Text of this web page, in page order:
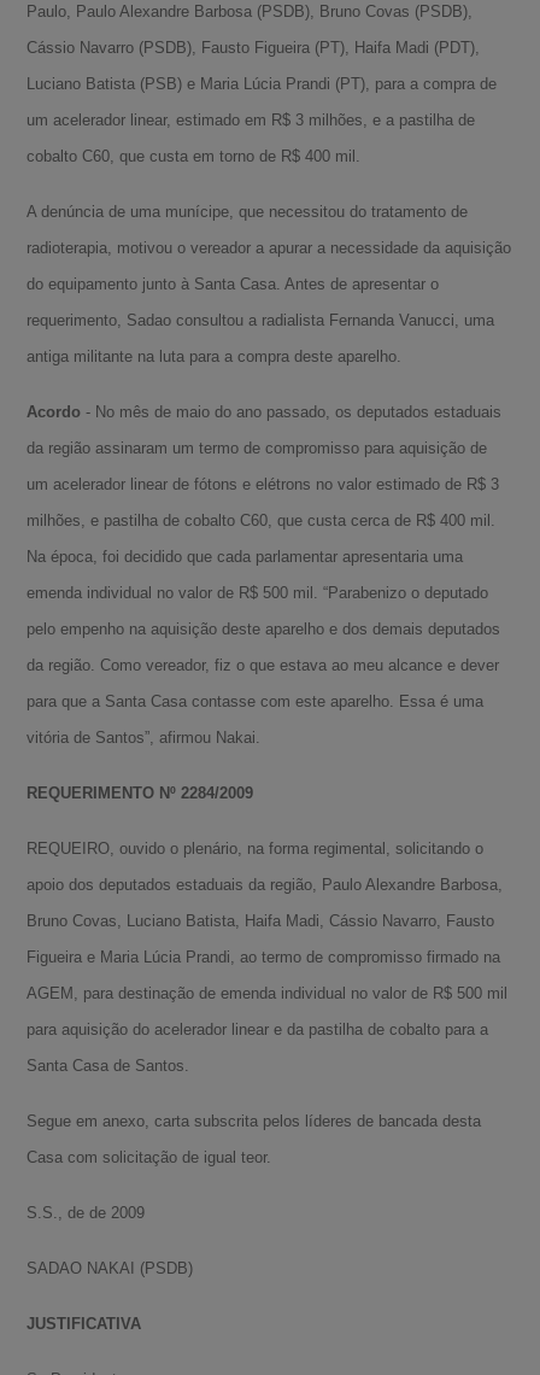
Paulo, Paulo Alexandre Barbosa (PSDB), Bruno Covas (PSDB),
Cássio Navarro (PSDB), Fausto Figueira (PT), Haifa Madi (PDT),
Luciano Batista (PSB) e Maria Lúcia Prandi (PT), para a compra de
um acelerador linear, estimado em R$ 3 milhões, e a pastilha de
cobalto C60, que custa em torno de R$ 400 mil.
A denúncia de uma munícipe, que necessitou do tratamento de
radioterapia, motivou o vereador a apurar a necessidade da aquisição
do equipamento junto à Santa Casa. Antes de apresentar o
requerimento, Sadao consultou a radialista Fernanda Vanucci, uma
antiga militante na luta para a compra deste aparelho.
Acordo - No mês de maio do ano passado, os deputados estaduais
da região assinaram um termo de compromisso para aquisição de
um acelerador linear de fótons e elétrons no valor estimado de R$ 3
milhões, e pastilha de cobalto C60, que custa cerca de R$ 400 mil.
Na época, foi decidido que cada parlamentar apresentaria uma
emenda individual no valor de R$ 500 mil. “Parabenizo o deputado
pelo empenho na aquisição deste aparelho e dos demais deputados
da região. Como vereador, fiz o que estava ao meu alcance e dever
para que a Santa Casa contasse com este aparelho. Essa é uma
vitória de Santos”, afirmou Nakai.
REQUERIMENTO Nº 2284/2009
REQUEIRO, ouvido o plenário, na forma regimental, solicitando o
apoio dos deputados estaduais da região, Paulo Alexandre Barbosa,
Bruno Covas, Luciano Batista, Haifa Madi, Cássio Navarro, Fausto
Figueira e Maria Lúcia Prandi, ao termo de compromisso firmado na
AGEM, para destinação de emenda individual no valor de R$ 500 mil
para aquisição do acelerador linear e da pastilha de cobalto para a
Santa Casa de Santos.
Segue em anexo, carta subscrita pelos líderes de bancada desta
Casa com solicitação de igual teor.
S.S., de de 2009
SADAO NAKAI (PSDB)
JUSTIFICATIVA